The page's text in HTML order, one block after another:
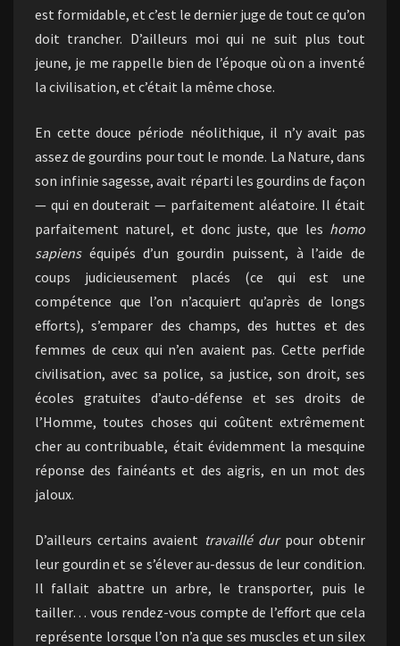
est formidable, et c’est le dernier juge de tout ce qu’on
doit trancher. D’ailleurs moi qui ne suit plus tout
jeune, je me rappelle bien de l’époque où on a inventé
la civilisation, et c’était la même chose.
En cette douce période néolithique, il n’y avait pas
assez de gourdins pour tout le monde. La Nature, dans
son infinie sagesse, avait réparti les gourdins de façon
— qui en douterait — parfaitement aléatoire. Il était
parfaitement naturel, et donc juste, que les homo
sapienséquipés d’un gourdin puissent, à l’aide de
coups judicieusement placés (ce qui est une
compétence que l’on n’acquiert qu’après de longs
efforts), s’emparer des champs, des huttes et des
femmes de ceux qui n’en avaient pas. Cette perfide
civilisation, avec sa police, sa justice, son droit, ses
écoles gratuites d’auto-défense et ses droits de
l’Homme, toutes choses qui coûtent extrêmement
cher au contribuable, était évidemment la mesquine
réponse des fainéants et des aigris, en un mot des
jaloux.
D’ailleurs certains avaient travaillé durpour obtenir
leur gourdin et se s’élever au-dessus de leur condition.
Il fallait abattre un arbre, le transporter, puis le
tailler… vous rendez-vous compte de l’effort que cela
représente lorsque l’on n’a que ses muscles et un silex